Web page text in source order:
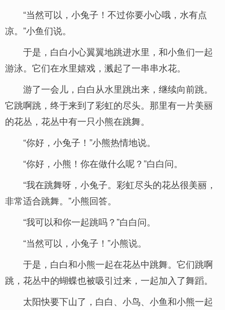
“当然可以，小兔子！不过你要小心哦，水有点
凉。”小鱼们说。
于是，白白小心翼翼地跳进水里，和小鱼们一起
游泳。它们在水里嬉戏，溅起了一串串水花。
游了一会儿，白白从水里跳出来，继续向前跳。
它跳啊跳，终于来到了彩虹的尽头。那里有一片美丽
的花丛，花丛中有一只小熊在跳舞。
“你好，小兔子！”小熊热情地说。
“你好，小熊！你在做什么呢？”白白问。
“我在跳舞呀，小兔子。彩虹尽头的花丛很美丽，
非常适合跳舞。”小熊回答。
“我可以和你一起跳吗？”白白问。
“当然可以，小兔子！”小熊说。
于是，白白和小熊一起在花丛中跳舞。它们跳啊
跳，花丛中的蝴蝶也被吸引过来，一起加入了舞蹈。
太阳快要下山了，白白、小鸟、小鱼和小熊一起